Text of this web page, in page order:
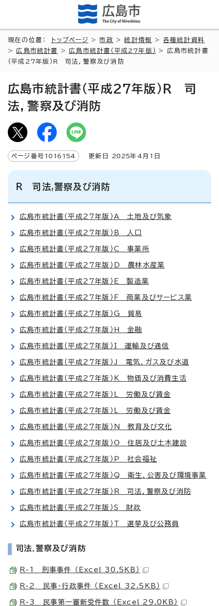
現在の位置： トップページ >市政 >統計情報 > 各種統計資料
>広島市統計書 >広島市統計書（平成27年版）
> 広島市統計書
（平成27年版）R 司法，警察及び消防
広島市統計書（平成27年版）R 司
法，警察及び消防
ページ番号 1016154 更新日 2025年4月1日
R 司法,警察及び消防
広島市統計書（平成27年版）A 土地及び気象
広島市統計書（平成27年版）B 人口
広島市統計書（平成27年版）C 事業所
広島市統計書（平成27年版）D 農林水産業
広島市統計書（平成27年版）E 製造業
広島市統計書（平成27年版）F 商業及びサービス業
広島市統計書（平成27年版）G 貿易
広島市統計書（平成27年版）H 金融
広島市統計書（平成27年版）I 運輸及び通信
広島市統計書（平成27年版）J 電気，ガス及び水道
広島市統計書（平成27年版）K 物価及び消費生活
広島市統計書（平成27年版）L 労働及び賃金
広島市統計書（平成27年版）L 労働及び賃金
広島市統計書（平成27年版）N 教育及び文化
広島市統計書（平成27年版）O 住居及び土木建設
広島市統計書（平成27年版）P 社会福祉
広島市統計書（平成27年版）Q 衛生，公害及び環境事業
広島市統計書（平成27年版）R 司法，警察及び消防
広島市統計書（平成27年版）S 財政
広島市統計書（平成27年版）T 選挙及び公務員
司法,警察及び消防
R-1 刑事事件 （Excel 30.5KB）
R-2 民事・行政事件 （Excel 32.5KB）
R-3 民事第一審新受件数 （Excel 29.0KB）